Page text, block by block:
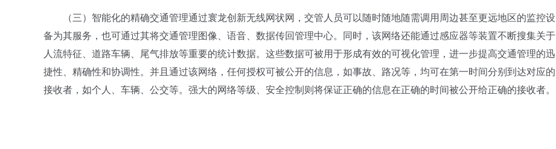
（三）智能化的精确交通管理通过寰龙创新无线网状网，交管人员可以随时随地随需调用周边甚至更远地区的监控设
备为其服务，也可通过其将交通管理图像、语音、数据传回管理中心。同时，该网络还能通过感应器等装置不断搜集关于
人流特征、道路车辆、尾气排放等重要的统计数据。这些数据可被用于形成有效的可视化管理，进一步提高交通管理的迅
捷性、精确性和协调性。并且通过该网络，任何授权可被公开的信息，如事故、路况等，均可在第一时间分别到达对应的
接收者，如个人、车辆、公交等。强大的网络等级、安全控制则将保证正确的信息在正确的时间被公开给正确的接收者。